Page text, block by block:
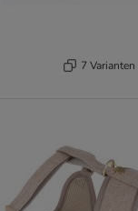
7 Varianten